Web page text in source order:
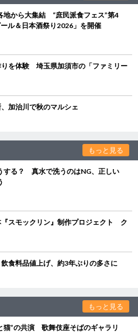
地から大集結 “庶民派食フェス”第4
ル＆日本酒祭り2026」を開催
を体験 埼玉県加須市の「ファミリー
加治川で秋のマルシェ
もっと見る
する？ 真水で洗うのはNG、正しい
スモックリン』制作プロジェクト ク
食料品値上げ、約3年ぶりの多さに
もっと見る
猫”の共演 歌舞伎座そばのギャラリ